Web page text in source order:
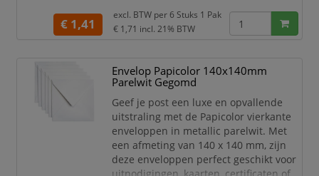
Het hoge kwaliteit papier is stevig,
felroze kleur is ideaal voor speciale
gelegenheden en
marketingdoeleinden.
Of je nu een fee
€ 1,41
excl. BTW per6 Stuks 1 Pak
€ 1,71 incl. 21% BTW
Envelop Papicolor 140x140mm
Parelwit Gegomd
Geef je post een luxe en opvallende
uitstraling met de Papicolor vierkante
enveloppen in metallic parelwit. Met
een afmeting van 140 x 140 mm, zijn
deze enveloppen perfect geschikt voor